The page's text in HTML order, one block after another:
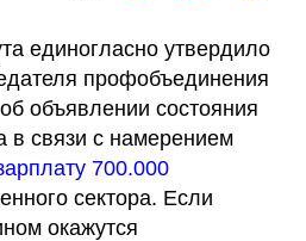
единогласно утвердило
профобъединения
объявлении состояния
в связи с намерением
700.000
сектора. Если
окажутся